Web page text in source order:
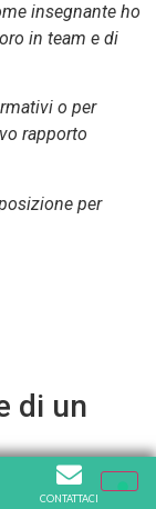
insegnante ho
in team e di
o per
rapporto
per
di un
CONTATTACI